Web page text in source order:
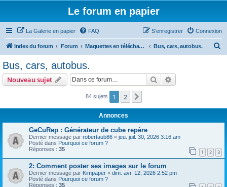
Le forum en papier
La Galerie en papier FAQ Connexion
S’enregistrer
Index du forum Forum Maquettes en téléchargement Bus, cars, autobus.
r
Bus, cars, autobus.
Nouveau sujet Rechercher
84 sujets 1 2
Annonces
GeCuRep : Générateur de cube repère
Dernier message par robertaub86 « jeu. juil. 30, 2026 3:16 am
Posté dans Pourquoi ce forum ?
Réponses : 35 1 2 3
2: Comment poster ses images sur le forum
Dernier message par Kimpaper « dim. avr. 12, 2026 2:52 pm
Posté dans Pourquoi ce forum ?
Réponses : 35